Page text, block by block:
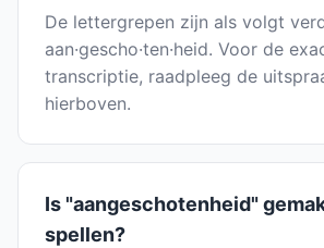
De lettergrepen zijn als volgt
aan·gescho·ten·heid. Voor de
transcriptie, raadpleeg de
hierboven.
Is "aangeschotenheid"
spellen?